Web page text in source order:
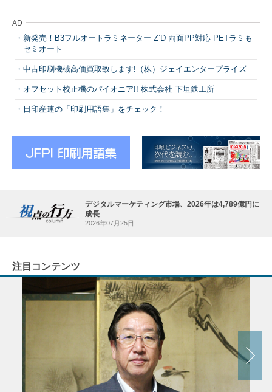
AD
新発売！B3フルオートラミネーター Z’D 両面PP対応 PETラミも
セミオート
中古印刷機械高価買取致します!（株）ジェイエンタープライズ
オフセット校正機のパイオニア!! 株式会社 下垣鉄工所
日印産連の「印刷用語集」をチェック！
デジタルマーケティング市場、2026年は4,789億円に
成長
2026年07月25日
注目コンテンツ